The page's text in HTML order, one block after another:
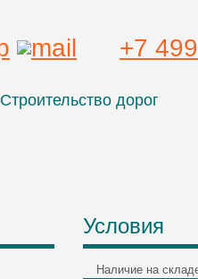
+7
Строительство дорог
Условия
Наличие на